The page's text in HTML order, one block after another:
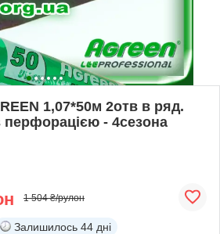
1,07*50м 2отв в ряд.
перфорацією - 4сезона
1 504 ₴/рулон
Залишилось 44 дні